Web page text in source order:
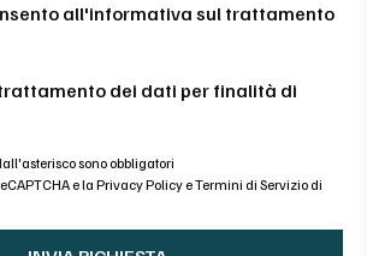
all'informativa sul trattamento
dei dati per finalità di
sono obbligatori
e la Privacy Policy eTermini di Servizio di